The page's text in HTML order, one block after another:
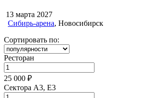
13 марта 2027
Сибирь-арена, Новосибирск
Сортировать по:
Ресторан
25 000 ₽
Сектора A3, E3